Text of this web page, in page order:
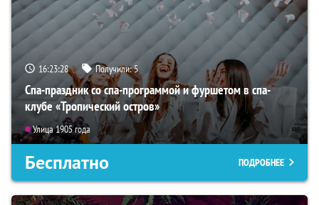
16:23:26 Получили:5
Спа-праздник со спа-программой и фуршетом в спа-
клубе «Тропический остров»
Улица 1905 года
Бесплатно ПОДРОБНЕЕ